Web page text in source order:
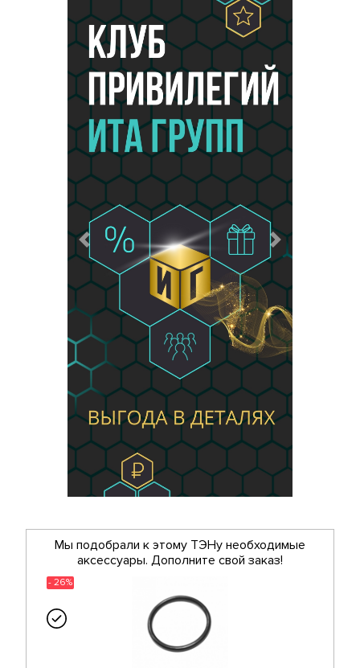
Предыдущий Следующий
Мы подобрали к этому ТЭНу необходимые
аксессуары. Дополните свой заказ!
- 26%